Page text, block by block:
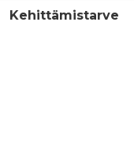
Kehittämistarve